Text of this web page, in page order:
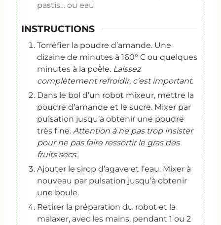
pastis… ou eau
INSTRUCTIONS
Torréfier la poudre d’amande. Une
dizaine de minutes à 160° C ou quelques
minutes à la poêle. Laissez
complètement refroidir, c'est important.
Dans le bol d’un robot mixeur, mettre la
poudre d’amande et le sucre. Mixer par
pulsation jusqu’à obtenir une poudre
très fine. Attention à ne pas trop insister
pour ne pas faire ressortir le gras des
fruits secs.
Ajouter le sirop d’agave et l’eau. Mixer à
nouveau par pulsation jusqu’à obtenir
une boule.
Retirer la préparation du robot et la
malaxer, avec les mains, pendant 1 ou 2